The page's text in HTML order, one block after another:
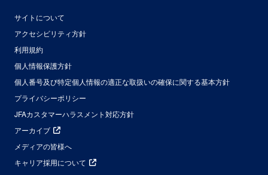
サイトについて
アクセシビリティ方針
利用規約
個人情報保護方針
個人番号及び特定個人情報の適正な取扱いの確保に関する基本方針
プライバシーポリシー
JFAカスタマーハラスメント対応方針
アーカイブ
メディアの皆様へ
キャリア採用について